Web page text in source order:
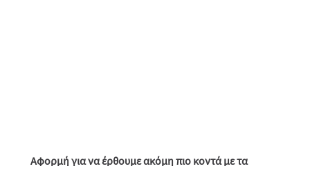
Αφορμή για να έρθουμε ακόμη πιο κοντά με τα